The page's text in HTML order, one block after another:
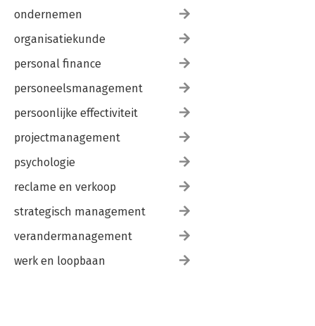
ondernemen
organisatiekunde
personal finance
personeelsmanagement
persoonlijke effectiviteit
projectmanagement
psychologie
reclame en verkoop
strategisch management
verandermanagement
werk en loopbaan